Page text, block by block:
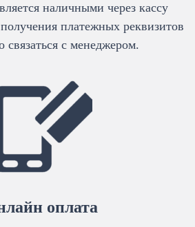
наличными через кассу
платежных реквизитов
связаться с менеджером.
оплата